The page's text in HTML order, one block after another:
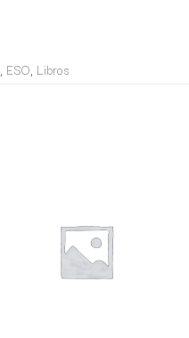
, ESO, Libros